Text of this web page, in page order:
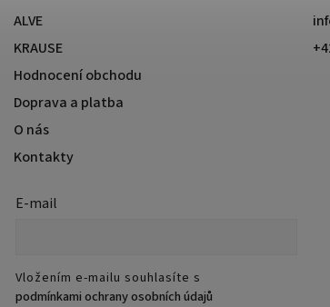
ALVE
KRAUSE
Hodnocení obchodu
Doprava a platba
O nás
Kontakty
E-mail
Vložením e-mailu souhlasíte s
podmínkami ochrany osobních údajů